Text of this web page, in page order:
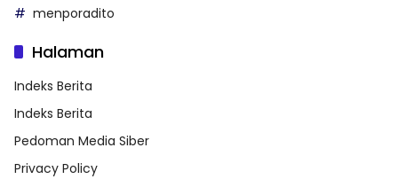
menporadito
Halaman
Indeks Berita
Indeks Berita
Pedoman Media Siber
Privacy Policy